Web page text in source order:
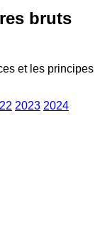
bruts
et les principes
2023 2024